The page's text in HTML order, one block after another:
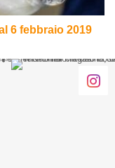
6 febbraio 2019